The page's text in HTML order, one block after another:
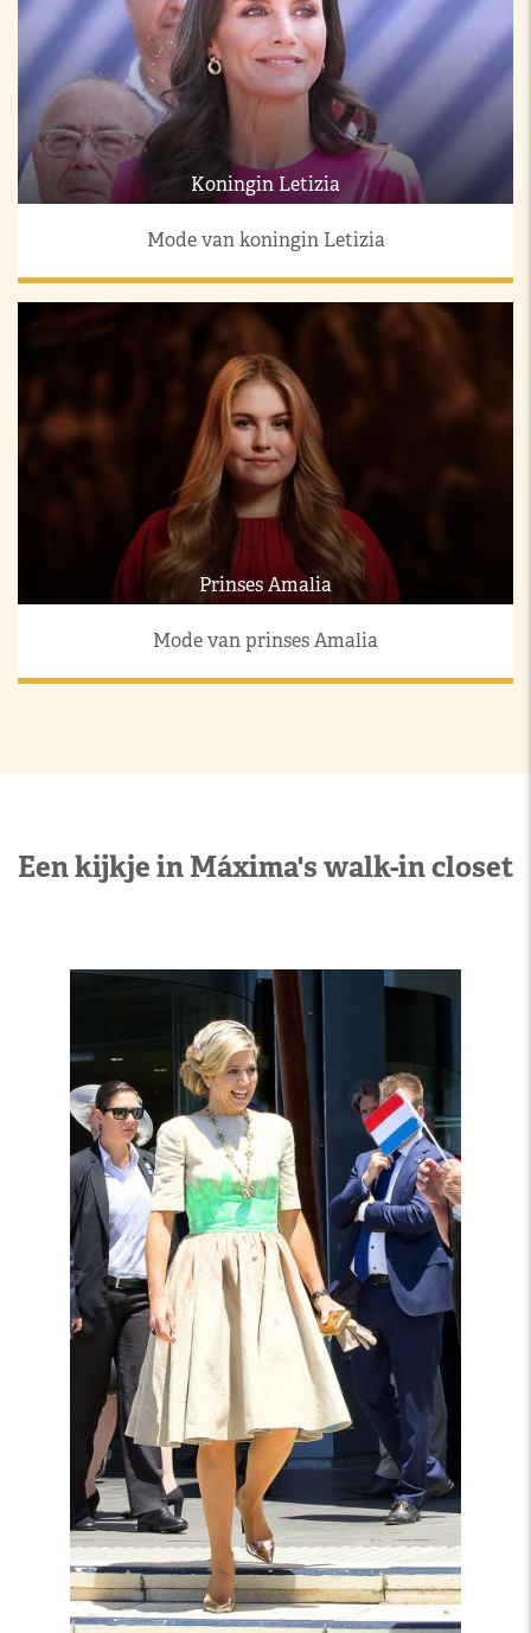
Koningin Letizia
Mode van koningin Letizia
Prinses Amalia
Mode van prinses Amalia
Een kijkje in Máxima's walk-in closet